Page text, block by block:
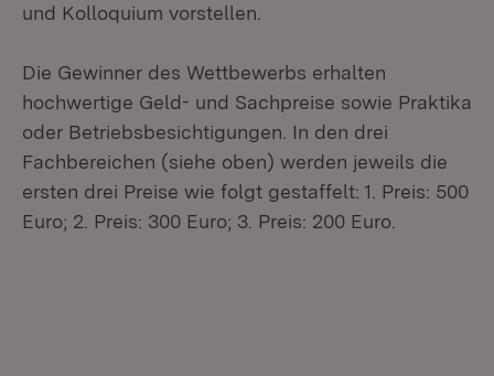
und Kolloquium vorstellen.
Die Gewinner des Wettbewerbs erhalten
hochwertige Geld- und Sachpreise sowie Praktika
oder Betriebsbesichtigungen. In den drei
Fachbereichen (siehe oben) werden jeweils die
ersten drei Preise wie folgt gestaffelt: 1. Preis: 500
Euro; 2. Preis: 300 Euro; 3. Preis: 200 Euro.